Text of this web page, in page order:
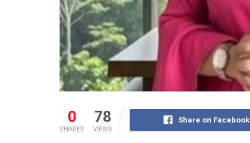
0
SHARES
78
VIEWS
Share on Facebook